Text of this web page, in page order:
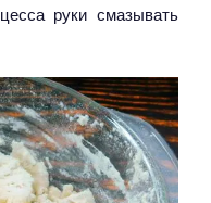
руки смазывать